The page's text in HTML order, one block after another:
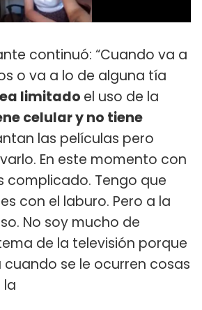
continuó: “Cuando va a
o va a lo de alguna tía
limitado el uso de la
celular y no tiene
las películas pero
En este momento con
complicado. Tengo que
con el laburo. Pero a la
No soy mucho de
de la televisión porque
se le ocurren cosas
la